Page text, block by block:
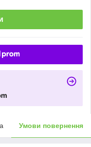
Умови повернення